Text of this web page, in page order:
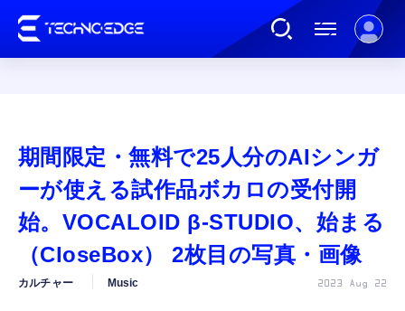
AI
ガジェット
期間限定・無料で25人分のAIシンガ
ーが使える試作品ボカロの受付開
始。VOCALOID β-STUDIO、始まる
（CloseBox） 2枚目の写真・画像
カルチャー Music 2023 Aug 22